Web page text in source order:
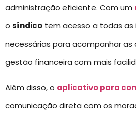
administração eficiente. Com um
o síndico tem acesso a todas as
necessárias para acompanhar as
gestão financeira com mais
Além disso, o aplicativo para
comunicação direta com os